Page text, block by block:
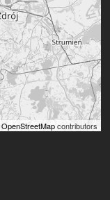
OpenStreetMapcontributors